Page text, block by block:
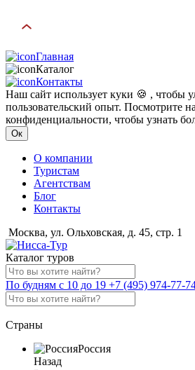
Главная
Каталог
Контакты
Наш сайт использует куки 🍪 , чтобы
пользовательский опыт. Посмотрите
конфиденциальности, чтобы узнать
Ок
О компании
Туристам
Агентствам
Блог
Контакты
Москва, ул. Ольховская, д. 45, стр. 1
Каталог туров
По будням с 10 до 19 +7 (495) 974-77-
Страны
Россия
Назад